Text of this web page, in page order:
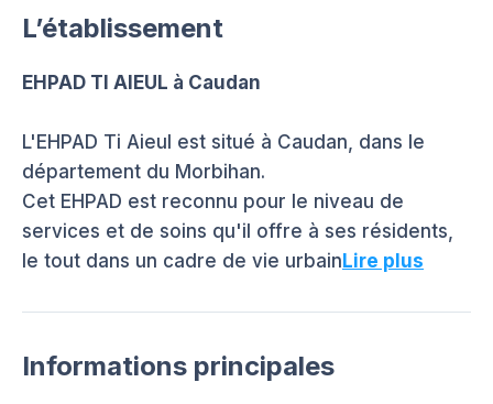
L’établissement
EHPAD TI AIEUL à Caudan
L'EHPAD Ti Aieul est situé à Caudan, dans le
département du Morbihan.
Cet EHPAD est reconnu pour le niveau de
services et de soins qu'il offre à ses résidents,
le tout dans un cadre de vie urbainLire plus
Informations principales